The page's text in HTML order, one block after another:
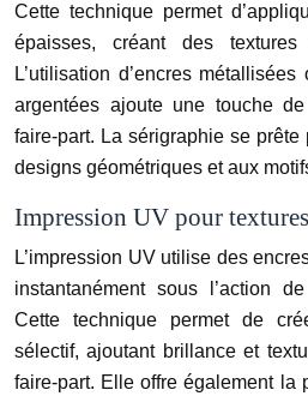
Cette technique permet
épaisses, créant des
L’utilisation d’encres
argentées ajoute une touche
faire-part. La sérigraphie se
designs géométriques et aux
Impression UV pour
L’impression UV utilise des
instantanément sous l’action
Cette technique permet de
sélectif, ajoutant brillance et
faire-part. Elle offre également la